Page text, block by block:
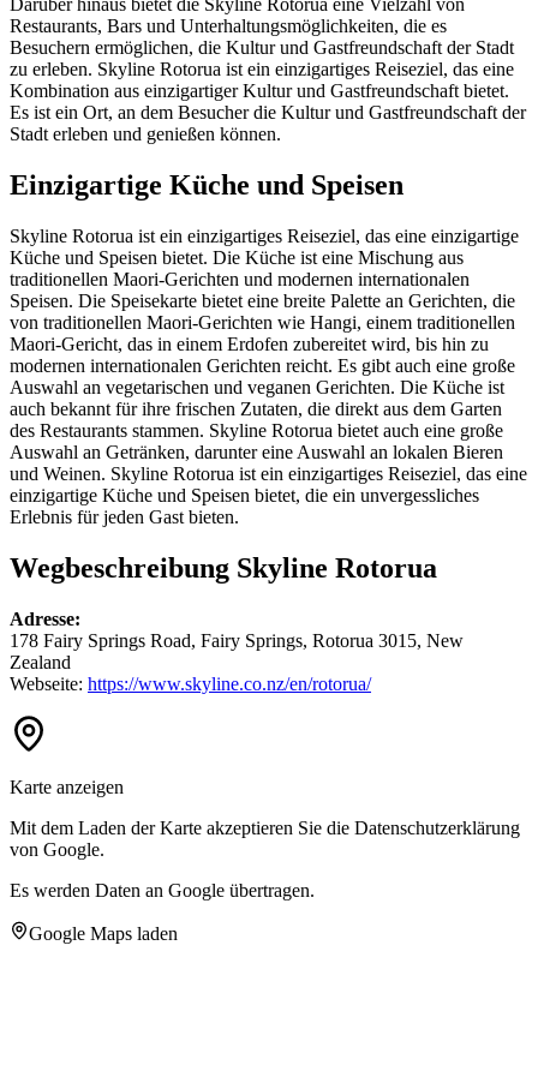
Darüber hinaus bietet die Skyline Rotorua eine Vielzahl von
Restaurants, Bars und Unterhaltungsmöglichkeiten, die es
Besuchern ermöglichen, die Kultur und Gastfreundschaft der Stadt
zu erleben. Skyline Rotorua ist ein einzigartiges Reiseziel, das eine
Kombination aus einzigartiger Kultur und Gastfreundschaft bietet.
Es ist ein Ort, an dem Besucher die Kultur und Gastfreundschaft der
Stadt erleben und genießen können.
Einzigartige Küche und Speisen
Skyline Rotorua ist ein einzigartiges Reiseziel, das eine einzigartige
Küche und Speisen bietet. Die Küche ist eine Mischung aus
traditionellen Maori-Gerichten und modernen internationalen
Speisen. Die Speisekarte bietet eine breite Palette an Gerichten, die
von traditionellen Maori-Gerichten wie Hangi, einem traditionellen
Maori-Gericht, das in einem Erdofen zubereitet wird, bis hin zu
modernen internationalen Gerichten reicht. Es gibt auch eine große
Auswahl an vegetarischen und veganen Gerichten. Die Küche ist
auch bekannt für ihre frischen Zutaten, die direkt aus dem Garten
des Restaurants stammen. Skyline Rotorua bietet auch eine große
Auswahl an Getränken, darunter eine Auswahl an lokalen Bieren
und Weinen. Skyline Rotorua ist ein einzigartiges Reiseziel, das eine
einzigartige Küche und Speisen bietet, die ein unvergessliches
Erlebnis für jeden Gast bieten.
Wegbeschreibung Skyline Rotorua
Adresse:
178 Fairy Springs Road, Fairy Springs, Rotorua 3015, New
Zealand
Webseite: https://www.skyline.co.nz/en/rotorua/
Karte anzeigen
Mit dem Laden der Karte akzeptieren Sie die Datenschutzerklärung
von Google.
Es werden Daten an Google übertragen.
Google Maps laden